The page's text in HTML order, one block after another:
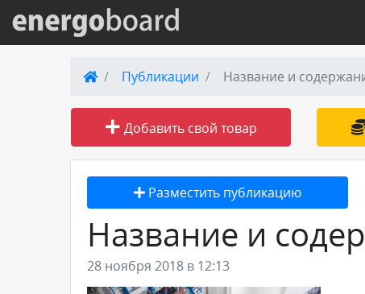
Вход на сайт
Поиск по сайту
Публикации
Товары и услуги
Публикации Название и
Добавить свой товар
Разместить публикацию
Название и
28 ноября 2018 в 12:13